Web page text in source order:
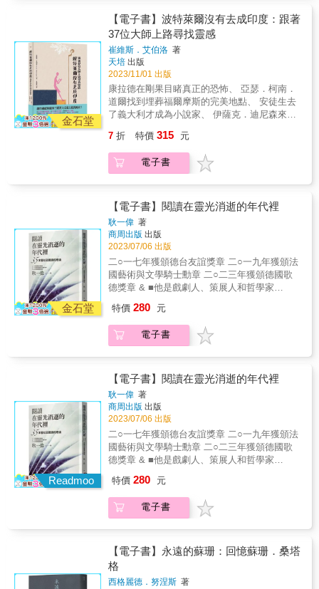
家生活感興趣的人來說，這將是追尋米契爾其
人其文的起點。」——《出版者週刊》
（Publishers Weekly）星級評論 「發人深
省……一幅細緻入微的肖像。」——《科克斯
評論》（Kirkus Reviews） 「湯瑪斯．康克
爾以高度的勤奮和同理心，方方面面呈現了約
瑟夫．米契爾：他對自然界的無限好奇和輕鬆
自在，作為觀察者和傾聽者的深厚天賦，他源
自內心的焦慮，他寬廣的胸懷，他獨特的聲
音。我們對他深表感激。」——馬克．辛格
（Mark Singer），《紐約客》長期撰稿人、
《人物研究》（Character Studies）作者
「還有什麼比閱讀約瑟夫．米契爾的《紐約
創性的研究和恰如其分的筆觸，不僅讓偉大的
作家重煥生機，還大大加深了我們對米契爾思
考和寫作方式和未能繼續寫作的理解與認
識。」——大衛．馬拉尼斯（David
Maraniss），普立茲獎得主、前美國總統歐巴
馬與柯林頓傳記作者【關於米契爾，他們這麼
說】「當『新新聞』記者上岸時，米契爾已經
者、當代美國非虛構寫作大師約翰．麥克菲
《紐約客》史上最好的作家。」──查爾斯．麥
格拉斯（Charles McGrath），前《紐約客》編
輯、《紐約時報》書評主編「說他是記者，唯
有按笛福是記者的定義；說他是幽默家，也唯
有按福克納是幽默家的意義。」──史丹利．艾
德加．海曼（Stanley Edgar Hyman），美國
四、五〇年代重要文學評論家「約瑟夫．米契
爾是《紐約客》有史以來最優秀的記者。」
——蘇珊．希恩（Susan Sheehan），《紐約
客》長期撰稿人、普立茲獎非虛構類得主作者
「約瑟夫．米契爾是二十世紀偉大的藝術家／
記者，風格可與馬克．吐溫和喬伊斯相提並
論。」——亞歷．威金森（Alec Wilkinson），
《紐約客》小說編輯、作家「約瑟夫．米契
爾，是改變我們如何看待美國──特別是紐約──
的偉大作家。」——伊恩‧弗瑞哲（Ian
伯利亞之旅》（Travels in Siberia）作者
舟」自適於天地之間。 & 國立故宮博物院館藏
精品 原作尺寸：長34.2公分&times;寬199.5公
分 拉頁尺寸：長21公分&times;寬54.4公分 &
婦」，這是為什麼？ & 絕對不是因為她生性保
守，即使在女權突飛猛進的二十世紀，阿嘉莎
的作風依舊前衛十足。她曾在夏威夷衝浪，熱
愛開快車、異國旅行，對心理學這門新科學充
滿興趣，甚至以此熬過了沉重的心理疾病。她
拒絕為了家庭犧牲工作，因為： & 「一旦養成
寫犯罪小說的習慣，我就知道自己永遠不可能
停筆。就算是我兩歲的小女兒也無法阻止
造不朽的偵探形象，她以筆名「瑪麗．魏斯麥
珂特」所寫的愛情小說，承載了她對女性心靈
世界的細膩刻畫。她的創作更被視為「英國文
化的體現」，從戰爭難民潮到1960年代以來的
黑人民權運動、冷戰、流行文化，處處可見歷
史演進的痕跡。她也跨足劇作與電影，直到80
餘歲仍筆耕不輟。直到人生謝幕的那一刻，她
的筆記本仍記載著尚未成書的謀殺點子。 & 謎
樣的1926年， 阿嘉莎的「失蹤事件」是自導自
演？還是有更複雜的真相？ & 然而創作為她帶
來名聲與財富，卻也招來惡意與攻擊。在「雅
俗之爭」的背景下，文壇作家批評偵探小說通
俗、不入流，更有人認為「寫犯罪小說的女
人，精神肯定不正常」。 & 1926 年，在出版代
時，阿嘉莎卻面臨了母親逝世、丈夫外遇、婚
姻瀕臨破裂的打擊。某天晚上，她在家中留下
一封信，就離奇失蹤多日。 & 當阿嘉莎再次現
佳」，卻引來輿論群起圍攻，認定她自導自
演，為的是博取名聲與報復丈夫。「機關算盡
的女作家，在婚變後用人生編織詭計」，這些
論述處處可見「不信女性說詞」的父權陰影，
而撰寫克莉絲蒂傳記的男性作家也助長了陰謀
論流傳至今。 & 這「失蹤的十一天」真相究竟
為何？那塊遺失的「小小的拼圖」是什麼？ &
一生之謎的完整拼圖 & 作家筆下的奇案終要破
解，作家本人的謎霧也終將撥雲見日。這次，
不再是跟著阿嘉莎筆下的神探白羅和瑪波小姐
解謎，知名傳記作家兼歷史學家露西．沃斯
讀小說文本，一一還原歷史情境與社經脈絡，
嘗試解答偵探女王留下的未解之謎。 & 她小說
中令人拍案叫絕的謎案，是在什麼樣的情境下
構思成篇？她如何看待與自己同時代的作家與
能為創造性的想像力帶來奇蹟。正如本書所希
望呈現的，某些了不起的文學作品，是作家對
自己造訪之處的回應，是作家遠離定型的周遭
環境的直接結果，也可能是作家在一個新國家
擁抱新生活的產物。 從一八四一年赫爾曼．梅
爾維爾第一次從紐約到利物浦的捕鯨航行，到
傑克．凱魯亞克的公路奧德賽（現已成為標誌
性的駕車之旅），了解這些旅程如何在一些有
史以來最偉大的文學思想中留下印記。 屢獲殊
榮的作家崔維斯．艾伯洛以引人入勝的見解，
事，包括《德古拉》、《白鯨記》、《東方快
車謀殺案》、《包法利夫人》、《天才先
生》、雷普利和哈利．波特與魔法石等等，讓
隨世界上最著名的大作家足跡，踏上激發他們
最偉大作品的旅程。 ★&& &書中收錄了航海筆
記、彩色照片和委託製作的地圖，以特別的角
度向讀者介紹世界上最偉大思想家的地點、工
作和個性。 名人推薦 少女A 凌性傑（作家）
謝哲青（作家） 好評推薦 本書是文學愛好者，
尤其是那些熱愛旅行的人的必讀之作。但這本
者以全新的視野看待旅行。正如《波特萊爾沒
有去成印度》中引用的克莉絲蒂所說：「只有
當你獨自旅行時，你才會意識到外面的世界會
Begins at 40） 當我準備前往德文郡主持一次
寫作靜修時，這一切到來了。所有關於作家的
旅程，以及旅行如何啟發他們。非常完美！──
丹．湯普森（Dan Thompson） 當作家走出他
們熟悉的環境時，經常會發生特別的事情，正
如這本書巧妙地展示了改變一些文學巨人（從
查爾斯．狄更斯到赫爾曼．梅爾維爾）的生活
和遺產的三十五條路線。──Wanderlust二○二
二年最佳旅行書籍 &
金石堂
【電子書】波特萊爾沒有去成印度：跟著
37位大師上路尋找靈感
崔維斯．艾伯洛 著
天培 出版
2023/11/01 出版
康拉德在剛果目睹真正的恐怖、 亞瑟．柯南．
道爾找到埋葬福爾摩斯的完美地點、 安徒生去
了義大利才成為小說家、 伊薩克．迪尼森來到
現仙境、 費茲傑羅在蔚藍海岸的光輝中看見奢
華生活、 凱魯亞克第一次在路上還不知道他會
寫出《在路上》&hellip;&hellip; 如果對我們所
能為創造性的想像力帶來奇蹟。正如本書所希
望呈現的，某些了不起的文學作品，是作家對
自己造訪之處的回應，是作家遠離定型的周遭
環境的直接結果，也可能是作家在一個新國家
擁抱新生活的產物。 從一八四一年赫爾曼．梅
爾維爾第一次從紐約到利物浦的捕鯨航行，到
傑克．凱魯亞克的公路奧德賽（現已成為標誌
性的駕車之旅），了解這些旅程如何在一些有
史以來最偉大的文學思想中留下印記。 屢獲殊
深入探討了世界上著名文學作品創作背後的故
事，包括《德古拉》、《白鯨記》、《東方快
車謀殺案》、《包法利夫人》、《天才先
生》、雷普利和哈利．波特與魔法石等等，讓
每一次旅行都栩栩如生。 本書特色 ★&& &追
隨世界上最著名的大作家足跡，踏上激發他們
最偉大作品的旅程。 ★&& &書中收錄了航海筆
記、彩色照片和委託製作的地圖，以特別的角
度向讀者介紹世界上最偉大思想家的地點、工
作和個性。 名人推薦 少女A 凌性傑（作家）
謝哲青（作家） 好評推薦 本書是文學愛好者，
尤其是那些熱愛旅行的人的必讀之作。但這本
書的意義遠不止於此，它打開了一扇窗，讓讀
者以全新的視野看待旅行。正如《波特萊爾沒
有去成印度》中引用的克莉絲蒂所說：「只有
以成為你的朋友。──旅行從40歲開始（Travel
Begins at 40） 當我準備前往德文郡主持一次
寫作靜修時，這一切到來了。所有關於作家的
7 折 特價 315 元
電子書
金石堂
【電子書】閱讀在靈光消逝的年代裡
耿一偉 著
商周出版 出版
2023/07/06 出版
二○一七年獲頒德台友誼獎章 二○一九年獲頒法
國藝術與文學騎士勳章 二○二三年獲頒德國歌
德獎章 & ■他是戲劇人、策展人和哲學家
那片冰封的海」──卡夫卡。 & 作者耿一偉老
師，身為一個愛書人，多年來為文學、哲學以
及藝術等領域的中文出版著作撰寫導讀，和讀
作。本書收錄了作者為以下著作撰寫的導論，
就像一個說書人，為讀者們打開閱讀的大門。
《在與世界的對抗中：慢讀卡夫卡》《莎士比
亞故事集》《城堡》《牆：沙特短篇小說》
《邁向王道》《卡夫卡日記》《我就是夏洛
克》《瘟疫》《生命是一場尋求慰藉的旅程》
《雞皮疙瘩》《證詞》《我們人生的最初》
《後戲劇劇場》《曾經，有個偉大的素描畫
家：卡夫卡和他的41幅塗鴉》《超現實主義宣
館學》《短暫的永恆》《未來藝術革命手冊》
《開放的門》《海鷗》《透明社會》《時間之
書》《對面的瘋子》《意猶未盡的黃金時代》
《童話治療》《在阿爾卑斯山與尼采相遇》
《機械複製時代的藝術作品》《愛欲之死》
《跟莎士比亞學創作》《編劇的藝術》《千面
英雄》《作家之路》《想清楚，寫明白：好的
特價 280 元
電子書
Readmoo
【電子書】閱讀在靈光消逝的年代裡
耿一偉 著
商周出版 出版
2023/07/06 出版
二○一七年獲頒德台友誼獎章 二○一九年獲頒法
國藝術與文學騎士勳章 二○二三年獲頒德國歌
德獎章 & ■他是戲劇人、策展人和哲學家
那片冰封的海」──卡夫卡。 & 作者耿一偉老
師，身為一個愛書人，多年來為文學、哲學以
及藝術等領域的中文出版著作撰寫導讀，和讀
作。本書收錄了作者為以下著作撰寫的導論，
就像一個說書人，為讀者們打開閱讀的大門。
《在與世界的對抗中：慢讀卡夫卡》《莎士比
特價 280 元
電子書
【電子書】永遠的蘇珊：回憶蘇珊．桑塔
格
西格麗德．努涅斯 著